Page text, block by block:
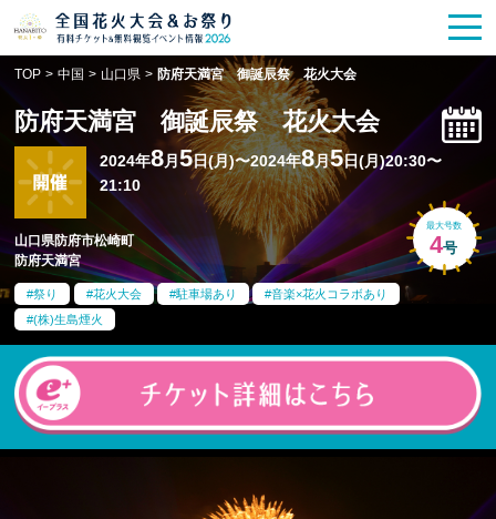
花火大会
HANABITOの道
有料観覧席販売一覧
ポスター一覧
SPICE レポート記事
TOP
TOP > 中国 > 山口県 > 防府天満宮 御誕辰祭 花火大会
防府天満宮 御誕辰祭 花火大会
最大号数
4号
2024年8月 5日(月)〜2024年8月5日(月)20:30〜
21:10
山口県防府市松崎町
防府天満宮
祭り 花火大会 駐車場あり
音楽×花火コラボあり
(株)生島煙火